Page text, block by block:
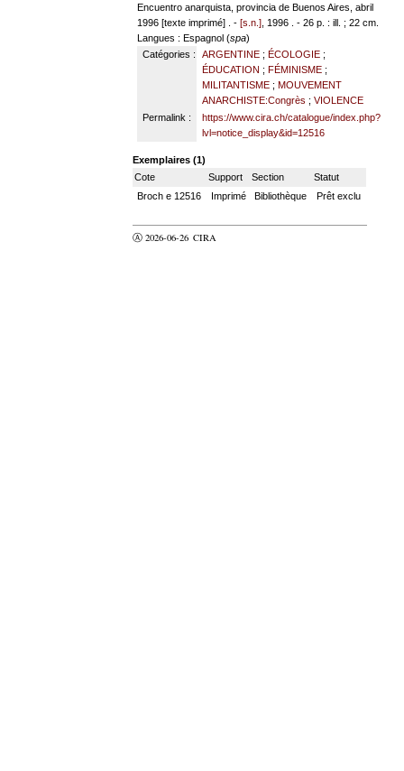
Encuentro anarquista, provincia de Buenos Aires, abril
1996 [texte imprimé] . -[s.n.] , 1996 . - 26 p. : ill. ; 22 cm.
Langues : Espagnol (spa)
Catégories :
ARGENTINE; ÉCOLOGIE;
ÉDUCATION ; FÉMINISME;
MILITANTISME; MOUVEMENT
ANARCHISTE:Congrès ; VIOLENCE
Permalink :
https://www.cira.ch/catalogue/index.php?
lvl=notice_display&id=12516
Exemplaires (1)
Cote
Support Section
Statut
Broch e 12516
Imprimé Bibliothèque Prêt exclu
Ⓐ 2026-06-26 CIRA